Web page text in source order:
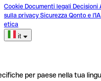
Cookie Documenti legali Decisioni
sulla privacy Sicurezza Qonto e l'IA
etica
it
per paese nella tua